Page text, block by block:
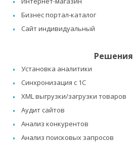
Бизнес портал-каталог
Сайт индивидуальный
Решения
Установка аналитики
Синхронизация с 1C
XML выгрузки/загрузки товаров
Аудит сайтов
Анализ конкурентов
Анализ поисковых запросов